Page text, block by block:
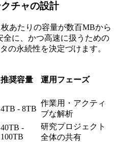
チャの設計
あたりの容量が数百MBから
に、かつ高速に扱うための
の永続性を決定づけます。
推奨容量 運用フェーズ
4TB - 8TB
作業用・アクティ
ブな解析
40TB -
100TB
研究プロジェクト
全体の共有